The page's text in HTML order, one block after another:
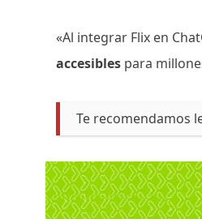
«Al integrar Flix en
accesibles para
Te recomendamos